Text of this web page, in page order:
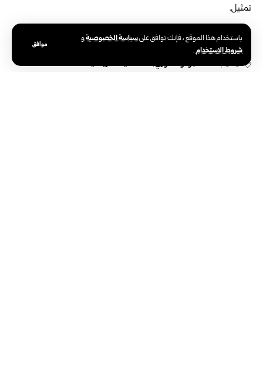
باستخدام هذا الموقع ، فإنك توافق علىسياسة الخصوصيةو
شروط الاستخدام.
موافق
تمثيل.
الوسوم:اتحاد الجودو السوري صالة الفيحاء الرياضية